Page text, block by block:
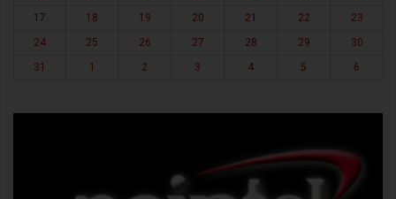
17
18 19 20 21 22
23
24
25 26 27 28 29
30
31
1 2 3 4 5 6